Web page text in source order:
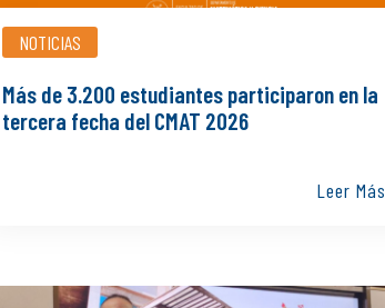
NOTICIAS
Más de 3.200 estudiantes participaron en la
tercera fecha del CMAT 2026
Leer Más